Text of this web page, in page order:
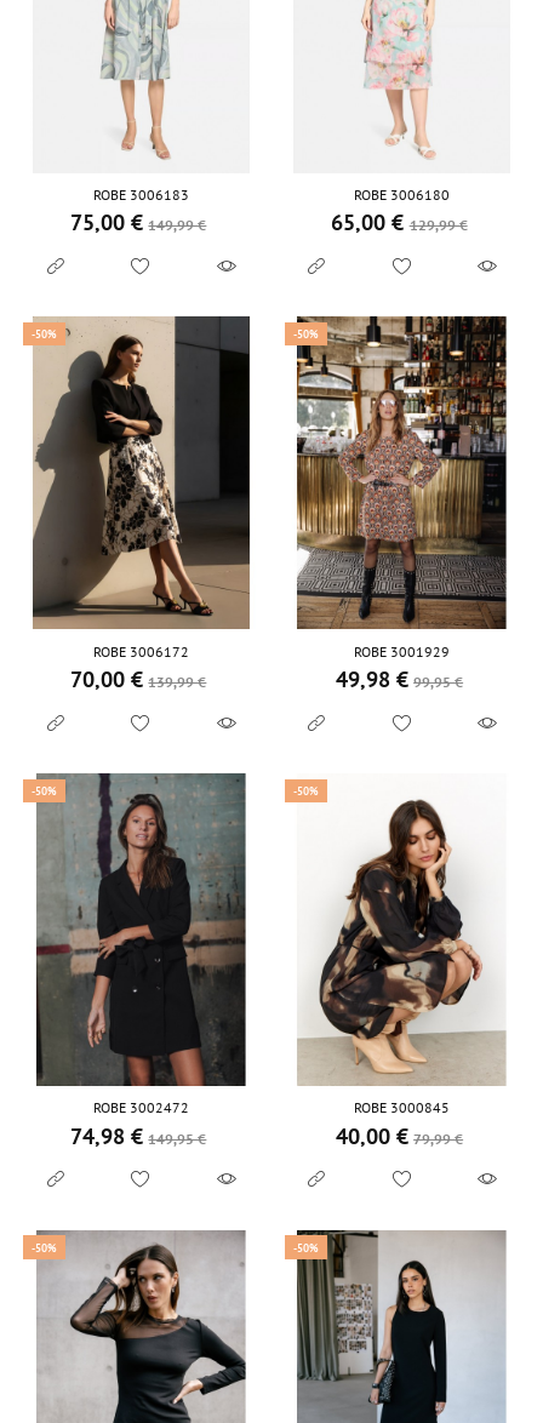
ROBE 3006183
Prix de base
149,99 €
Prix
75,00 €
ROBE 3006180
Prix de base
129,99 €
Prix
65,00 €
-50%
ROBE 3006172
Prix de base
139,99 €
Prix
70,00 €
-50%
ROBE 3001929
Prix de base
99,95 €
Prix
49,98 €
-50%
ROBE 3002472
Prix de base
149,95 €
Prix
74,98 €
-50%
ROBE 3000845
Prix de base
79,99 €
Prix
40,00 €
-50% -50%